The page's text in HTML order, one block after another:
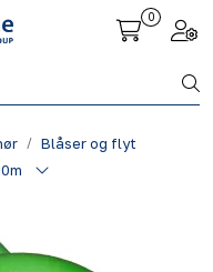
0
Blåser og flyt